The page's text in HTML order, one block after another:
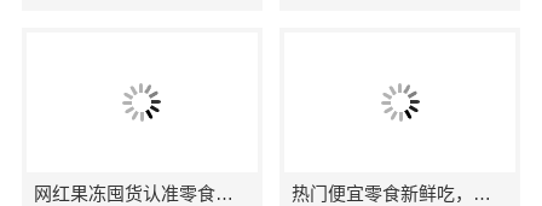
网红果冻囤货认准零食大明星 热门便宜零食新鲜吃，零食大明星更放心